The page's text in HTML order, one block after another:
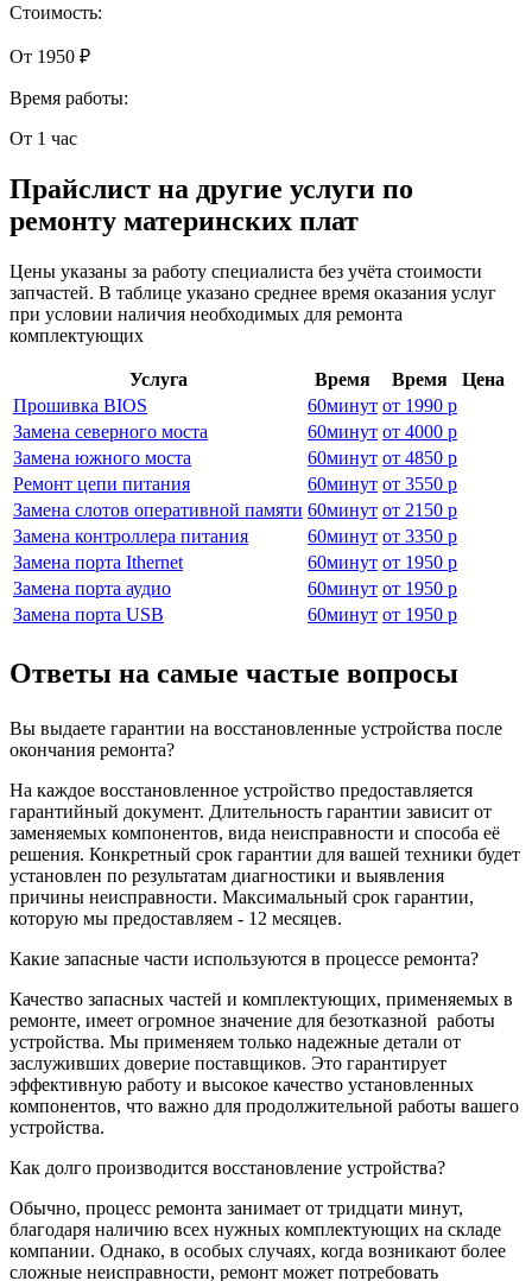
Стоимость:
От 1950 ₽
Время работы:
От 1 час
Прайслист на другие услуги по
ремонту материнских плат
Цены указаны за работу специалиста без учёта стоимости
запчастей. В таблице указано среднее время оказания услуг
при условии наличия необходимых для ремонта
комплектующих
Услуга Время Время
Цена
Прошивка BIOS
60минут от 1990 р
Замена северного моста
60минут от 4000 р
Замена южного моста
60минут от 4850 р
Ремонт цепи питания
60минут от 3550 р
Замена слотов оперативной памяти 60минут от 2150 р
Замена контроллера питания
60минут от 3350 р
Замена порта Ithernet
60минут от 1950 р
Замена порта аудио
60минут от 1950 р
Замена порта USB
60минут от 1950 р
Ответы на самые частые вопросы
Вы выдаете гарантии на восстановленные устройства после
окончания ремонта?
На каждое восстановленное устройство предоставляется
гарантийный документ. Длительность гарантии зависит от
заменяемых компонентов, вида неисправности и способа её
решения. Конкретный срок гарантии для вашей техники будет
установлен по результатам диагностики и выявления
причины неисправности. Максимальный срок гарантии,
которую мы предоставляем - 12 месяцев.
Какие запасные части используются в процессе ремонта?
Качество запасных частей и комплектующих, применяемых в
ремонте, имеет огромное значение для безотказной работы
устройства. Мы применяем только надежные детали от
заслуживших доверие поставщиков. Это гарантирует
эффективную работу и высокое качество установленных
компонентов, что важно для продолжительной работы вашего
устройства.
Как долго производится восстановление устройства?
Обычно, процесс ремонта занимает от тридцати минут,
благодаря наличию всех нужных комплектующих на складе
компании. Однако, в особых случаях, когда возникают более
сложные неисправности, ремонт может потребовать